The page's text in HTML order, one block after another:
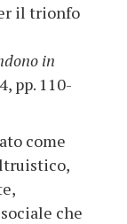
il trionfo
in
pp. 110-
come
che